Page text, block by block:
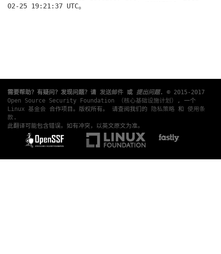
02-25 19:21:37 UTC。
需要帮助？有疑问？发现问题？请 发送邮件 或 提出问题.
© 2015-2017
Open Source Security Foundation （核心基础设施计划）
, 一个
Linux 基金会 合作项目。版权所有。 请查阅我们的 隐私策略 和 使用条
款 .
此翻译可能包含错误。如有冲突，以英文原文为准。